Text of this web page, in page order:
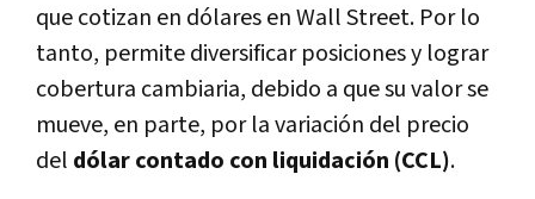
que cotizan en dólares en Wall Street. Por lo
tanto, permite diversificar posiciones y lograr
cobertura cambiaria, debido a que su valor se
mueve, en parte, por la variación del precio
del dólar contado con liquidación (CCL).